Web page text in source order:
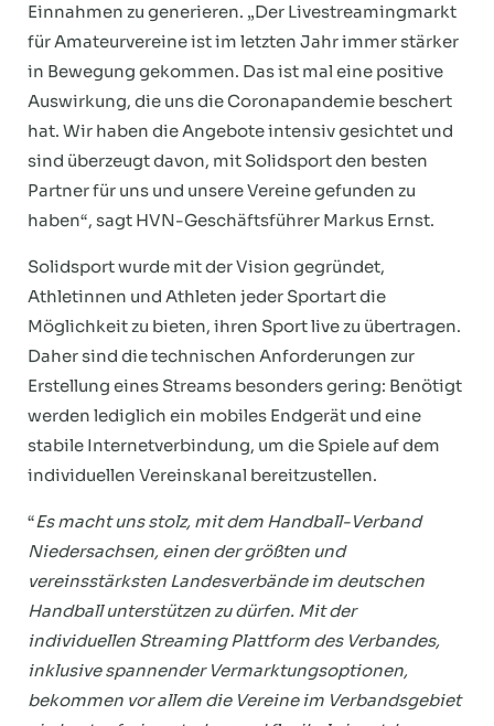
Einnahmen zu generieren. „Der Livestreamingmarkt
für Amateurvereine ist im letzten Jahr immer stärker
in Bewegung gekommen. Das ist mal eine positive
Auswirkung, die uns die Coronapandemie beschert
hat. Wir haben die Angebote intensiv gesichtet und
sind überzeugt davon, mit Solidsport den besten
Partner für uns und unsere Vereine gefunden zu
haben“, sagt HVN-Geschäftsführer Markus Ernst.
Solidsport wurde mit der Vision gegründet,
Athletinnen und Athleten jeder Sportart die
Möglichkeit zu bieten, ihren Sport live zu übertragen.
Daher sind die technischen Anforderungen zur
Erstellung eines Streams besonders gering: Benötigt
werden lediglich ein mobiles Endgerät und eine
stabile Internetverbindung, um die Spiele auf dem
individuellen Vereinskanal bereitzustellen.
“Es macht uns stolz, mit dem Handball-Verband
Niedersachsen, einen der größten und
vereinsstärksten Landesverbände im deutschen
Handball unterstützen zu dürfen. Mit der
individuellen Streaming Plattform des Verbandes,
inklusive spannender Vermarktungsoptionen,
bekommen vor allem die Vereine im Verbandsgebiet